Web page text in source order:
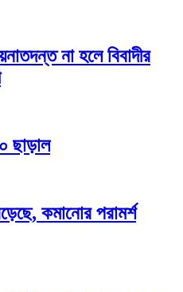
না হলে বিবাদীর
ছাড়াল
কমানোর পরামর্শ